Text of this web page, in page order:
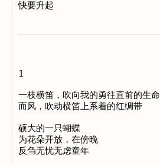
1
一枝横笛，吹向我的勇往直前的生命
而风，吹动横笛上系着的红绸带
硕大的一只蝴蝶
为花朵开放，在傍晚
反刍无忧无虑童年